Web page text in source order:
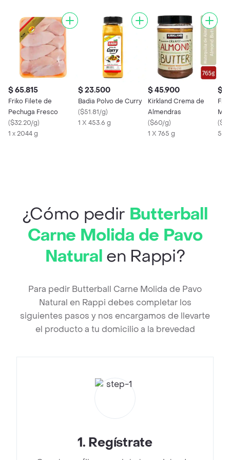
$ 65.815
Friko Filete de
Pechuga Fresco
($32.20/g)
1 x 2044 g
$ 23.500
Badia Polvo de Curry
($51.81/g)
1 X 453.6 g
$ 45.900
Kirkland Crema de
Almendras
($60/g)
1 X 765 g
$
(
¿Cómo pedir Butterball
Carne Molida de Pavo
Natural en Rappi?
Para pedir Butterball Carne Molida de Pavo
Natural en Rappi debes completar los
siguientes pasos y nos encargamos de llevarte
el producto a tu domicilio a la brevedad
1. Regístrate